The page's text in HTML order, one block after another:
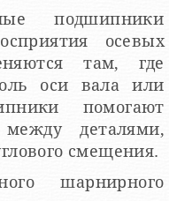
подшипники
осевых
там, где
оси вала или
помогают
между деталями,
смещения.
шарнирного